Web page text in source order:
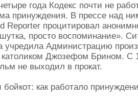
года Кодекс почти не
принуждения. В прессе над
Reporter процитировал
просто воспоминание».
учредила Администрацию
Джозефом Брином. С
не выходил в прокат.
как работало